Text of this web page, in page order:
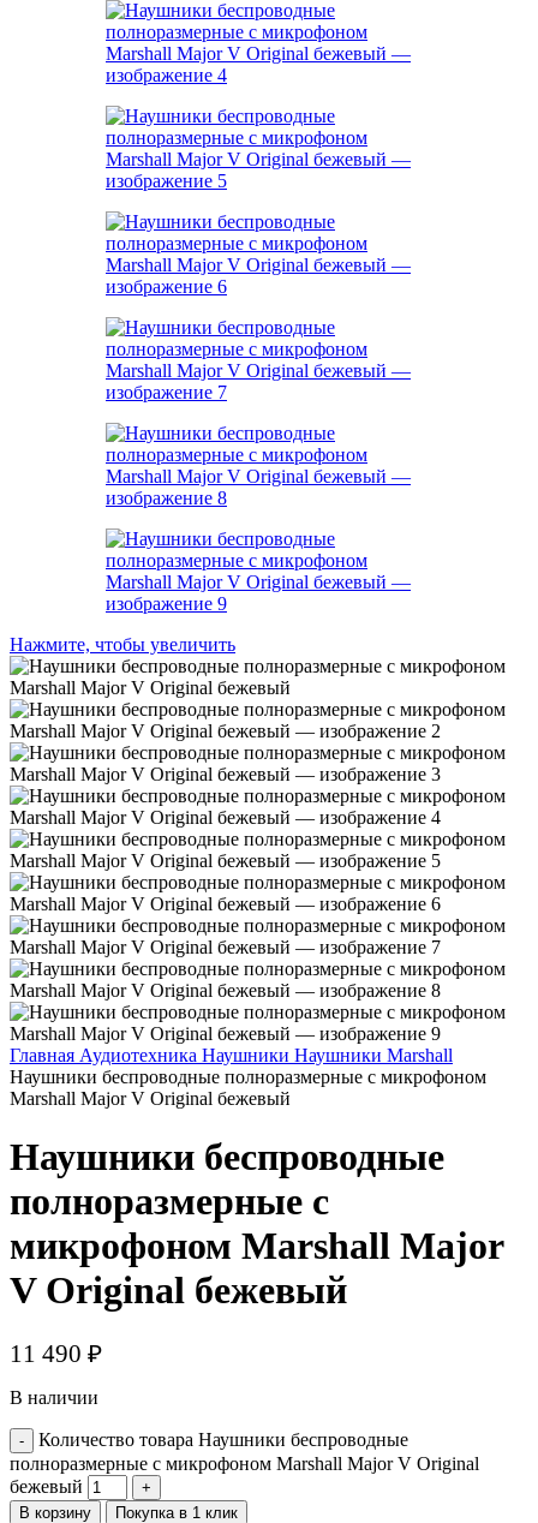
Нажмите, чтобы увеличить
Главная Аудиотехника Наушники Наушники Marshall
Наушники беспроводные полноразмерные с микрофоном
Marshall Major V Original бежевый
Наушники беспроводные
полноразмерные с
микрофоном Marshall Major
V Original бежевый
11 490 ₽
В наличии
Количество товара Наушники беспроводные
полноразмерные с микрофоном Marshall Major V Original
бежевый
В корзину Покупка в 1 клик